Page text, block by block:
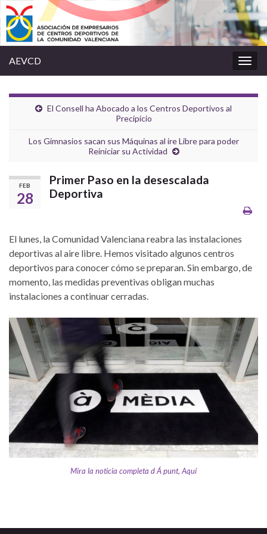
la
AEVCD
El Consell ha Abocado a los Centros Deportivos al
Precipicio
Los Gimnasios sacan sus Máquinas al ire Libre para poder
Reiniciar su Actividad
FEB
28
Primer Paso en la desescalada
Deportiva
El lunes, la Comunidad Valenciana reabra las instalaciones
deportivas al aire libre. Hemos visitado algunos centros
deportivos para conocer cómo se preparan. Sin embargo, de
momento, las medidas preventivas obligan muchas
instalaciones a continuar cerradas.
Mira la noticia completa d Á punt, Aquí